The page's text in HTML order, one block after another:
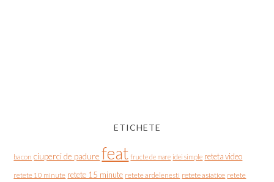
ETICHETE
bacon ciuperci de padure feat fructe de mare idei simple reteta video
retete 10 minute retete 15 minute retete ardelenesti retete asiatice retete